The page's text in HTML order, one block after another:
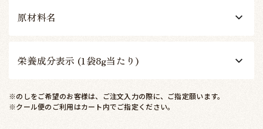
原材料名
栄養成分表示 (1袋8g当たり)
※のしをご希望のお客様は、ご注文入力の際に、ご指定願います。
※クール便のご利用はカート内でご指定ください。